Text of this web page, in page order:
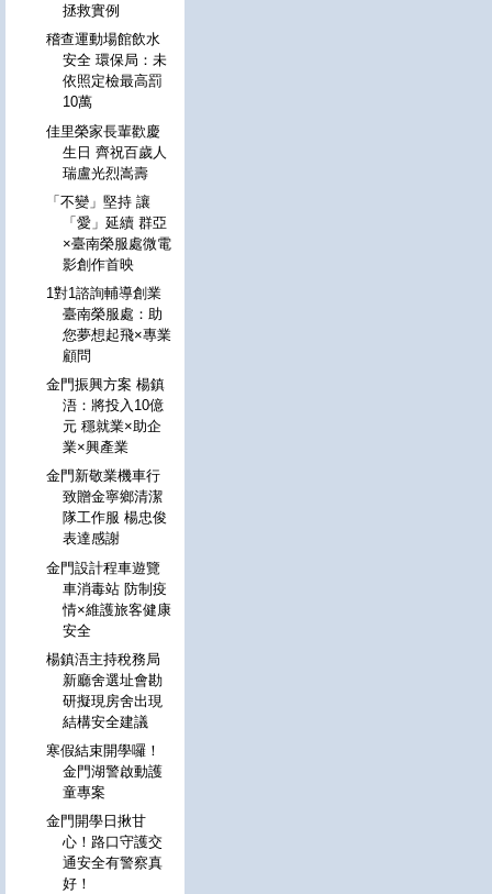
拯救實例
稽查運動場館飲水
安全 環保局：未
依照定檢最高罰
10萬
佳里榮家長輩歡慶
生日 齊祝百歲人
瑞盧光烈嵩壽
「不變」堅持 讓
「愛」延續 群亞
×臺南榮服處微電
影創作首映
1對1諮詢輔導創業
臺南榮服處：助
您夢想起飛×專業
顧問
金門振興方案 楊鎮
浯：將投入10億
元 穩就業×助企
業×興產業
金門新敬業機車行
致贈金寧鄉清潔
隊工作服 楊忠俊
表達感謝
金門設計程車遊覽
車消毒站 防制疫
情×維護旅客健康
安全
楊鎮浯主持稅務局
新廳舍選址會勘
研擬現房舍出現
結構安全建議
寒假結束開學囉！
金門湖警啟動護
童專案
金門開學日揪甘
心！路口守護交
通安全有警察真
好！